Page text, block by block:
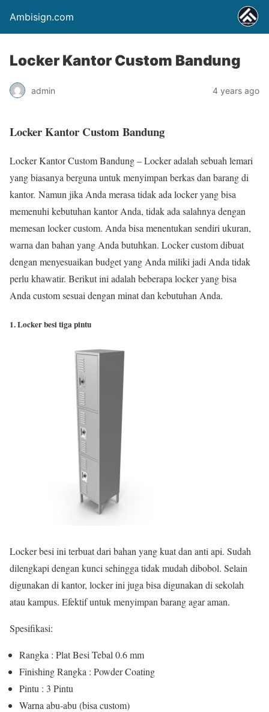
Ambisign.com
Locker Kantor Custom Bandung
admin 4 years ago
Locker Kantor Custom Bandung
Locker Kantor Custom Bandung – Locker adalah sebuah lemari
yang biasanya berguna untuk menyimpan berkas dan barang di
kantor. Namun jika Anda merasa tidak ada locker yang bisa
memenuhi kebutuhan kantor Anda, tidak ada salahnya dengan
memesan locker custom. Anda bisa menentukan sendiri ukuran,
warna dan bahan yang Anda butuhkan. Locker custom dibuat
dengan menyesuaikan budget yang Anda miliki jadi Anda tidak
perlu khawatir. Berikut ini adalah beberapa locker yang bisa
Anda custom sesuai dengan minat dan kebutuhan Anda.
1. Locker besi tiga pintu
Locker besi ini terbuat dari bahan yang kuat dan anti api. Sudah
dilengkapi dengan kunci sehingga tidak mudah dibobol. Selain
digunakan di kantor, locker ini juga bisa digunakan di sekolah
atau kampus. Efektif untuk menyimpan barang agar aman.
Spesifikasi:
Rangka : Plat Besi Tebal 0.6 mm
Finishing Rangka : Powder Coating
Pintu : 3 Pintu
Warna abu-abu (bisa custom)